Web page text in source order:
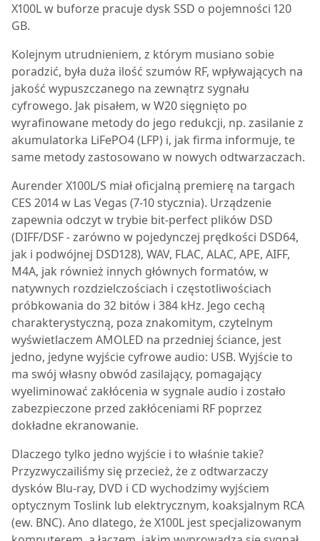
X100L w buforze pracuje dysk SSD o pojemności 120
GB.
Kolejnym utrudnieniem, z którym musiano sobie
poradzić, była duża ilość szumów RF, wpływających na
jakość wypuszczanego na zewnątrz sygnału
cyfrowego. Jak pisałem, w W20 sięgnięto po
wyrafinowane metody do jego redukcji, np. zasilanie z
akumulatorka LiFePO4 (LFP) i, jak firma informuje, te
same metody zastosowano w nowych odtwarzaczach.
Aurender X100L/S miał oficjalną premierę na targach
CES 2014 w Las Vegas (7-10 stycznia). Urządzenie
zapewnia odczyt w trybie bit-perfect plików DSD
(DIFF/DSF - zarówno w pojedynczej prędkości DSD64,
jak i podwójnej DSD128), WAV, FLAC, ALAC, APE, AIFF,
M4A, jak również innych głównych formatów, w
natywnych rozdzielczościach i częstotliwościach
próbkowania do 32 bitów i 384 kHz. Jego cechą
charakterystyczną, poza znakomitym, czytelnym
wyświetlaczem AMOLED na przedniej ściance, jest
jedno, jedyne wyjście cyfrowe audio: USB. Wyjście to
ma swój własny obwód zasilający, pomagający
wyeliminować zakłócenia w sygnale audio i zostało
zabezpieczone przed zakłóceniami RF poprzez
dokładne ekranowanie.
Dlaczego tylko jedno wyjście i to właśnie takie?
Przyzwyczailiśmy się przecież, że z odtwarzaczy
dysków Blu-ray, DVD i CD wychodzimy wyjściem
optycznym Toslink lub elektrycznym, koaksjalnym RCA
(ew. BNC). Ano dlatego, że X100L jest specjalizowanym